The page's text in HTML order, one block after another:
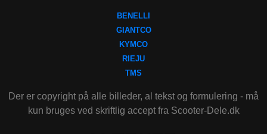
BENELLI
GIANTCO
KYMCO
RIEJU
TMS
Der er copyright på alle billeder, al tekst og formulering - må
kun bruges ved skriftlig accept fra Scooter-Dele.dk